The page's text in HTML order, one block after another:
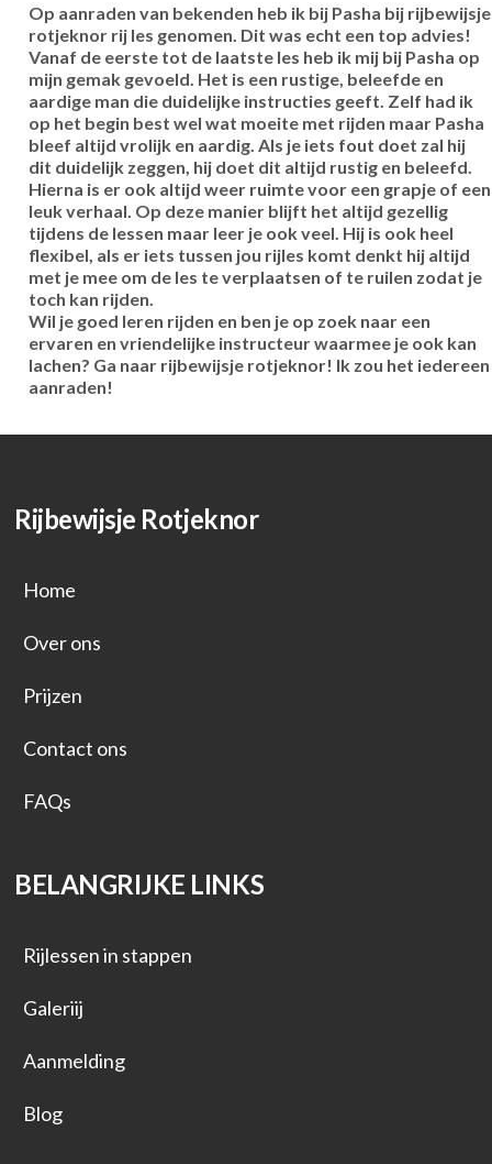
Op aanraden van bekenden heb ik bij Pasha bij rijbewijsje
rotjeknor rij les genomen. Dit was echt een top advies!
Vanaf de eerste tot de laatste les heb ik mij bij Pasha op
mijn gemak gevoeld. Het is een rustige, beleefde en
aardige man die duidelijke instructies geeft. Zelf had ik
op het begin best wel wat moeite met rijden maar Pasha
bleef altijd vrolijk en aardig. Als je iets fout doet zal hij
dit duidelijk zeggen, hij doet dit altijd rustig en beleefd.
Hierna is er ook altijd weer ruimte voor een grapje of een
leuk verhaal. Op deze manier blijft het altijd gezellig
tijdens de lessen maar leer je ook veel. Hij is ook heel
flexibel, als er iets tussen jou rijles komt denkt hij altijd
met je mee om de les te verplaatsen of te ruilen zodat je
toch kan rijden.
Wil je goed leren rijden en ben je op zoek naar een
ervaren en vriendelijke instructeur waarmee je ook kan
lachen? Ga naar rijbewijsje rotjeknor! Ik zou het iedereen
aanraden!
Rijbewijsje Rotjeknor
Home
Over ons
Prijzen
Contact ons
FAQs
BELANGRIJKE LINKS
Rijlessen in stappen
Galeriij
Aanmelding
Blog